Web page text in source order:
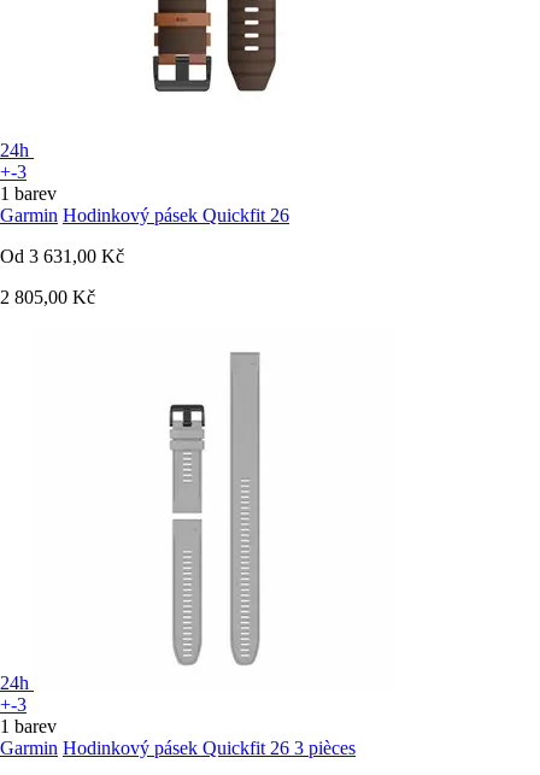
24h
+-3
1 barev
Garmin Hodinkový pásek Quickfit 26
Od 3 631,00 Kč
2 805,00 Kč
24h
+-3
1 barev
Garmin Hodinkový pásek Quickfit 26 3 pièces